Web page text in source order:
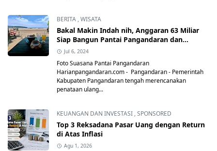
BERITA ,WISATA
Bakal Makin Indah nih, Anggaran 63 Miliar
Siap Bangun Pantai Pangandaran dan
Batukaras
Jul 6, 2024
Foto Suasana Pantai Pangandaran
Harianpangandaran.com - Pangandaran - Pemerintah
Kabupaten Pangandaran tengah merencanakan
penataan ulang...
KEUANGAN DAN INVESTASI ,SPONSORED
Top 3 Reksadana Pasar Uang dengan Return
di Atas Inflasi
Agu 1, 2026